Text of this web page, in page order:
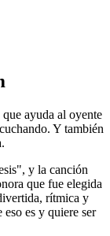
ayuda al oyente
Y también
y la canción
que fue elegida
rítmica y
es y quiere ser